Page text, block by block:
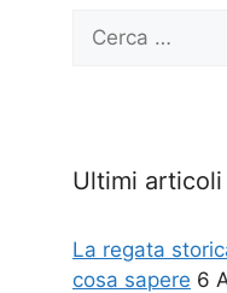
per:
Ultimi articoli
La regata
cosa sapere 6